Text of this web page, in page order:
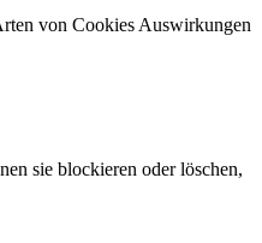
von Cookies Auswirkungen
sie blockieren oder löschen,